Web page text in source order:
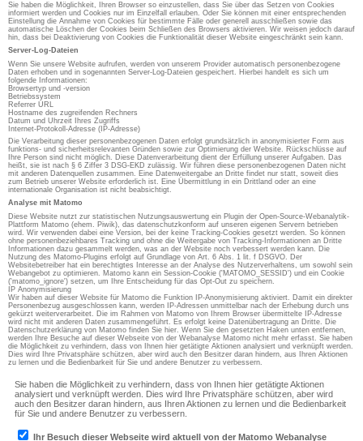
Sie haben die Möglichkeit, Ihren Browser so einzustellen, dass Sie über das Setzen von Cookies
informiert werden und Cookies nur im Einzelfall erlauben. Oder Sie können mit einer entsprechenden
Einstellung die Annahme von Cookies für bestimmte Fälle oder generell ausschließen sowie das
automatische Löschen der Cookies beim Schließen des Browsers aktivieren. Wir weisen jedoch darauf
hin, dass bei Deaktivierung von Cookies die Funktionalität dieser Website eingeschränkt sein kann.
Server-Log-Dateien
Wenn Sie unsere Website aufrufen, werden von unserem Provider automatisch personenbezogene
Daten erhoben und in sogenannten Server-Log-Dateien gespeichert. Hierbei handelt es sich um
folgende Informationen:
Browsertyp und -version
Betriebssystem
Referrer URL
Hostname des zugreifenden Rechners
Datum und Uhrzeit Ihres Zugriffs
Internet-Protokoll-Adresse (IP-Adresse)
Die Verarbeitung dieser personenbezogenen Daten erfolgt grundsätzlich in anonymisierter Form aus
funktions- und sicherheitsrelevanten Gründen sowie zur Optimierung der Website. Rückschlüsse auf
Ihre Person sind nicht möglich. Diese Datenverarbeitung dient der Erfüllung unserer Aufgaben. Das
heißt, sie ist nach § 6 Ziffer 3 DSG-EKD zulässig. Wir führen diese personenbezogenen Daten nicht
mit anderen Datenquellen zusammen. Eine Datenweitergabe an Dritte findet nur statt, soweit dies
zum Betrieb unserer Website erforderlich ist. Eine Übermittlung in ein Drittland oder an eine
internationale Organisation ist nicht beabsichtigt.
Analyse mit Matomo
Diese Website nutzt zur statistischen Nutzungsauswertung ein Plugin der Open-Source-Webanalytik-
Plattform Matomo (ehem. Piwik), das datenschutzkonform auf unseren eigenen Servern betrieben
wird. Wir verwenden dabei eine Version, bei der keine Tracking-Cookies gesetzt werden. So können
ohne personenbeziehbares Tracking und ohne die Weitergabe von Tracking-Informationen an Dritte
Informationen dazu gesammelt werden, was an der Website noch verbessert werden kann. Die
Nutzung des Matomo-Plugins erfolgt auf Grundlage von Art. 6 Abs. 1 lit. f DSGVO. Der
Websitebetreiber hat ein berechtigtes Interesse an der Analyse des Nutzerverhaltens, um sowohl sein
Webangebot zu optimieren. Matomo kann ein Session-Cookie ('MATOMO_SESSID') und ein Cookie
('matomo_ignore') setzen, um Ihre Entscheidung für das Opt-Out zu speichern.
IP Anonymisierung
Wir haben auf dieser Website für Matomo die Funktion IP-Anonymisierung aktiviert. Damit ein direkter
Personenbezug ausgeschlossen kann, werden IP-Adressen unmittelbar nach der Erhebung durch uns
gekürzt weiterverarbeitet. Die im Rahmen von Matomo von Ihrem Browser übermittelte IP-Adresse
wird nicht mit anderen Daten zusammengeführt. Es erfolgt keine Datenübertragung an Dritte. Die
Datenschutzerklärung von Matomo finden Sie hier. Wenn Sie den gesetzten Haken unten entfernen,
werden Ihre Besuche auf dieser Webseite von der Webanalyse Matomo nicht mehr erfasst. Sie haben
die Möglichkeit zu verhindern, dass von Ihnen hier getätigte Aktionen analysiert und verknüpft werden.
Dies wird Ihre Privatsphäre schützen, aber wird auch den Besitzer daran hindern, aus Ihren Aktionen
zu lernen und die Bedienbarkeit für Sie und andere Benutzer zu verbessern.